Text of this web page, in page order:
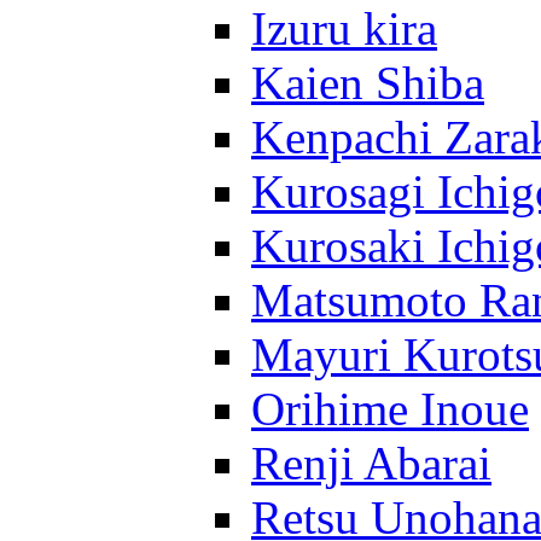
Izuru kira
Kaien Shiba
Kenpachi
Kurosagi
Kurosaki
Matsumoto
Mayuri
Orihime Inoue
Renji Abarai
Retsu Unohana